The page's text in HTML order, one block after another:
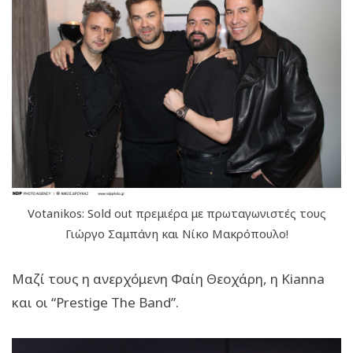
Votanikos: Sold out πρεμιέρα με πρωταγωνιστές τους
Γιώργο Σαμπάνη και Νίκο Μακρόπουλο!
Μαζί τους η ανερχόμενη Φαίη Θεοχάρη, η Kianna
και οι “Prestige Τhe Band”.